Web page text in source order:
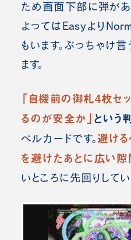
ため画面下部に弾があ
よってはEasyより
もいます。ぶっちゃけ
ます。
「自機前の御札4枚セ
るのが安全か」という
ペルカードです。避け
を避けたあとに広い隙
いところに先回りして